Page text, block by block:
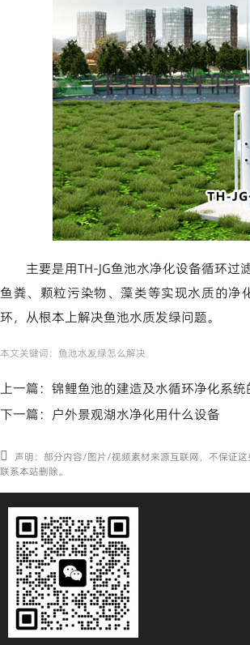
主要是用TH-JG鱼池水净化设备循环
鱼粪、颗粒污染物、藻类等实现水质的
环，从根本上解决鱼池水质发绿问题。
本文关键词： 鱼池水发绿怎么解决
上一篇： 锦鲤鱼池的建造及水循环净化系统
下一篇： 户外景观湖水净化用什么设备
声明：部分内容/图片/视频素材来源互联网，不保证
联系本站删除。